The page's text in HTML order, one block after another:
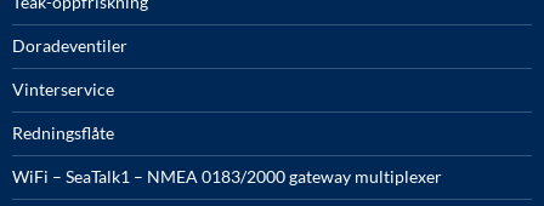
Doradeventiler
Vinterservice
Redningsflåte
WiFi – SeaTalk1 – NMEA 0183/2000 gateway multiplexer